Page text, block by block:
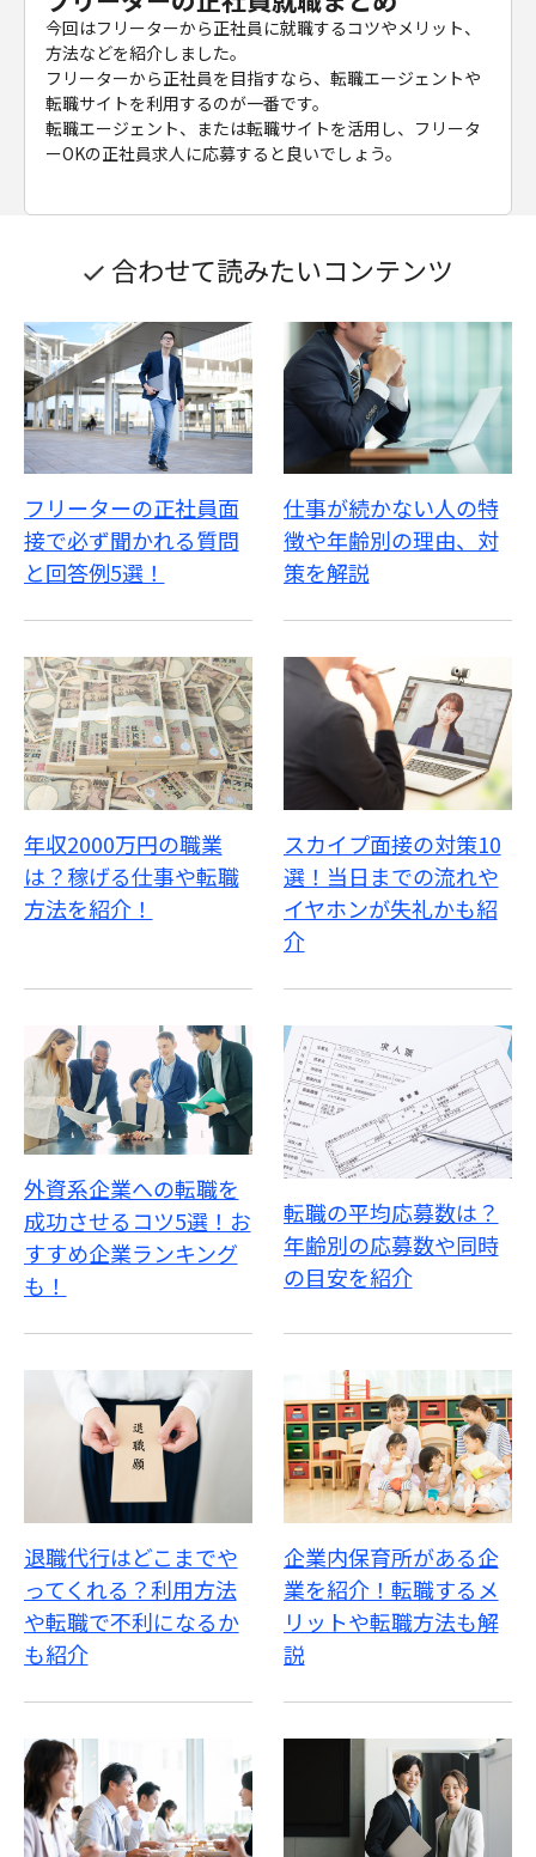
今回はフリーターから正社員に就職するコツやメリット、
方法などを紹介しました。
フリーターから正社員を目指すなら、転職エージェントや
転職サイトを利用するのが一番です。
転職エージェント、または転職サイトを活用し、フリータ
ーOKの正社員求人に応募すると良いでしょう。
合わせて読みたいコンテンツ
フリーターの正社員面
接で必ず聞かれる質問
と回答例5選！
仕事が続かない人の特
徴や年齢別の理由、対
策を解説
年収2000万円の職業
は？稼げる仕事や転職
方法を紹介！
スカイプ面接の対策10
選！当日までの流れや
イヤホンが失礼かも紹
介
外資系企業への転職を
成功させるコツ5選！お
すすめ企業ランキング
も！
転職の平均応募数は？
年齢別の応募数や同時
の目安を紹介
退職代行はどこまでや
ってくれる？利用方法
や転職で不利になるか
も紹介
企業内保育所がある企
業を紹介！転職するメ
リットや転職方法も解
説